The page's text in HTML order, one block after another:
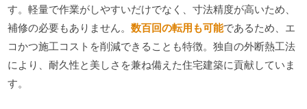
す。軽量で作業がしやすいだけでなく、寸法精度が高いため、
補修の必要もありません。数百回の転用も可能であるため、エ
コかつ施工コストを削減できることも特徴。独自の外断熱工法
により、耐久性と美しさを兼ね備えた住宅建築に貢献していま
す。